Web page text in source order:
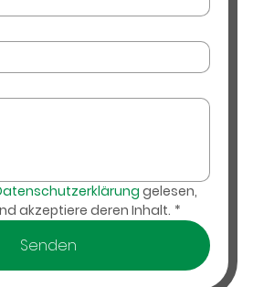
gelesen,
akzeptiere deren Inhalt. *
Senden